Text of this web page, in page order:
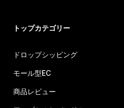
トップカテゴリー
ドロップシッピング
モール型EC
商品レビュー